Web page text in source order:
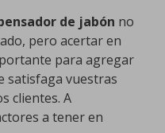
de jabón no
pero acertar en
para agregar
satisfaga vuestras
clientes. A
a tener en